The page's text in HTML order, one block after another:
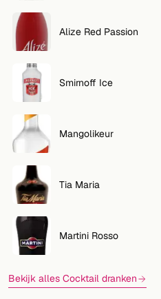
Alize Red Passion
Smirnoff Ice
Mangolikeur
Tia Maria
Martini Rosso
Bekijk alles Cocktail dranken